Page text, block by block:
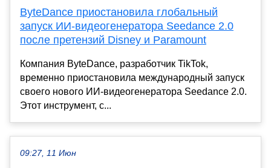
ByteDance приостановила глобальный
запуск ИИ-видеогенератора Seedance 2.0
после претензий Disney и Paramount
Компания ByteDance, разработчик TikTok,
временно приостановила международный запуск
своего нового ИИ-видеогенератора Seedance 2.0.
Этот инструмент, с...
09:27, 11 Июн